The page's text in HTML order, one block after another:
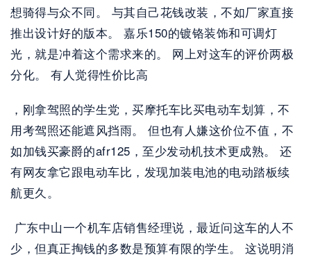
想骑得与众不同。 与其自己花钱改装，不如厂家直接
推出设计好的版本。 嘉乐150的镀铬装饰和可调灯
光，就是冲着这个需求来的。 网上对这车的评价两极
分化。 有人觉得性价比高
，刚拿驾照的学生党，买摩托车比买电动车划算，不
用考驾照还能遮风挡雨。 但也有人嫌这价位不值，不
如加钱买豪爵的afr125，至少发动机技术更成熟。 还
有网友拿它跟电动车比，发现加装电池的电动踏板续
航更久。
广东中山一个机车店销售经理说，最近问这车的人不
少，但真正掏钱的多数是预算有限的学生。 这说明消